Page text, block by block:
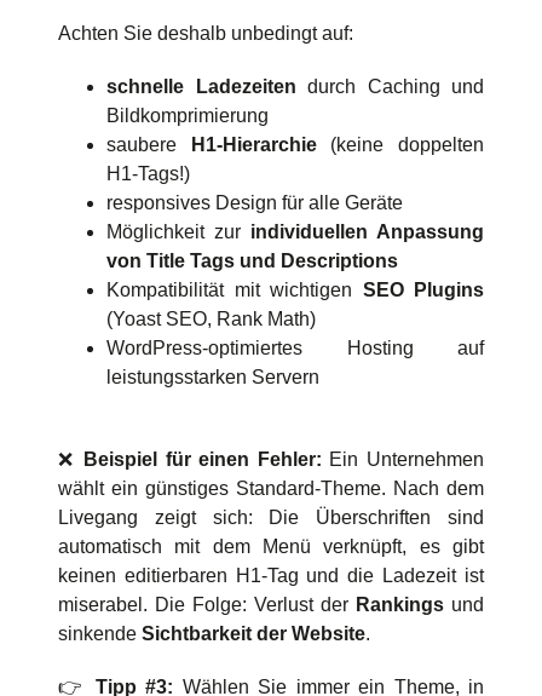
Achten Sie deshalb unbedingt auf:
schnelle Ladezeiten durch Caching und
Bildkomprimierung
saubere
H1-Hierarchie(keine doppelten
H1-Tags!)
responsives Design für alle Geräte
Möglichkeit zur individuellen Anpassung
von Title Tags und Descriptions
Kompatibilität mit wichtigen SEO Plugins
(Yoast SEO, Rank Math)
WordPress-optimiertes Hosting auf
leistungsstarken Servern
❌ Beispiel für einen Fehler: Ein Unternehmen
wählt ein günstiges Standard-Theme. Nach dem
Livegang zeigt sich: Die Überschriften sind
automatisch mit dem Menü verknüpft, es gibt
keinen editierbaren H1-Tag und die Ladezeit ist
miserabel. Die Folge: Verlust der Rankings und
sinkende Sichtbarkeit der Website.
👉 Tipp #3: Wählen Sie immer ein Theme, in